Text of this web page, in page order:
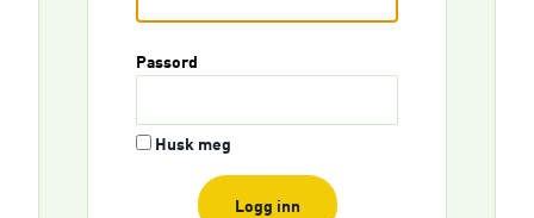
Passord
Husk meg
Logg inn